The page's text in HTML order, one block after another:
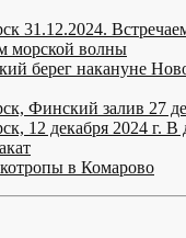
31.12.2024.
морской волны
берег накануне
Финский залив 27
12 декабря 2024 г.
в Комарово